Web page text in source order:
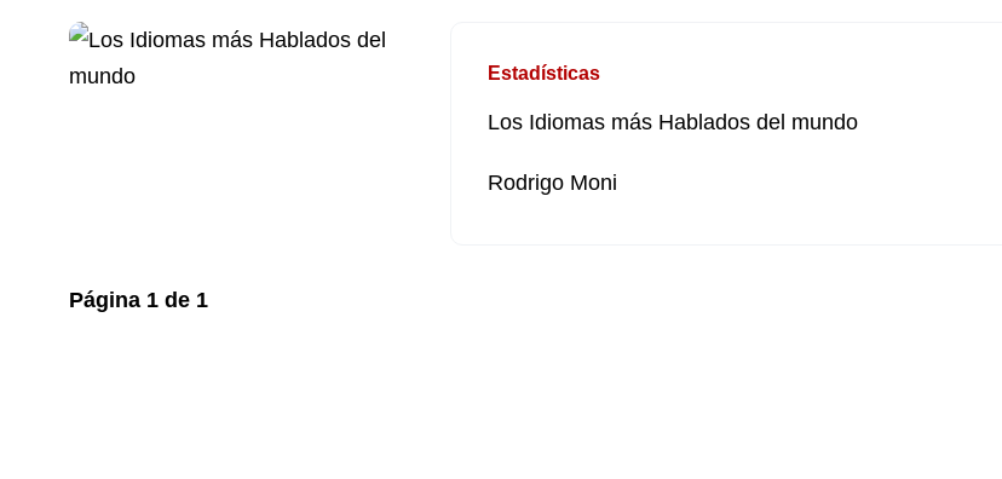
Estadísticas
Los Idiomas más Hablados del mundo
Rodrigo Moni
Página 1 de 1